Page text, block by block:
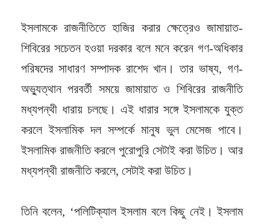
ইসলামকে রাজনীতিতে হাজির করার ক্ষেত্রেও জামায়াত-
শিবিরের সচেতন হওয়া দরকার বলে মনে করেন গণ-অধিকার
পরিষদের সাধারণ সম্পাদক রাশেদ খান। তার ভাষ্য, গণ-
অভ্যুত্থান পরবর্তী সময়ে জামায়াত ও শিবিরের রাজনীতি
মধ্যপন্থী ধারায় চলছে। এই ধারার সঙ্গে ইসলামকে যুক্ত
করলে ইসলামিক দল সম্পর্কে মানুষ ভুল মেসেজ পাবে।
ইসলামিক রাজনীতি করলে পুরোপুরি সেটাই করা উচিত। আর
মধ্যপন্থী রাজনীতি করলে, সেটাই করা উচিত।
তিনি বলেন, ‘পলিটিক্যাল ইসলাম বলে কিছু নেই। ইসলাম